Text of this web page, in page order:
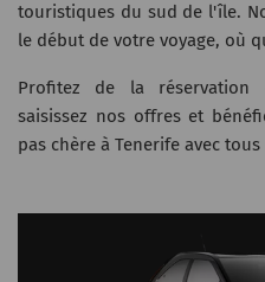
touristiques du sud de l'île.
le début de votre voyage, où
Profitez de la réservation
saisissez nos offres et
pas chère à Tenerife avec